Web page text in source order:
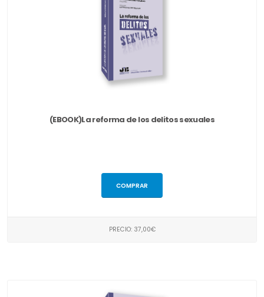
(EBOOK)La reforma de los delitos sexuales
COMPRAR
PRECIO: 37,00€